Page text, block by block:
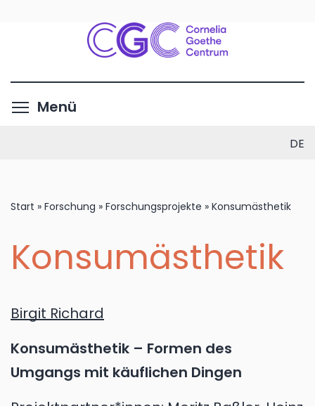
Inhalt
Menü
DE
Start » Forschung » Forschungsprojekte » Konsumästhetik
Konsumästhetik
Birgit Richard
Konsumästhetik – Formen des
Umgangs mit käuflichen Dingen